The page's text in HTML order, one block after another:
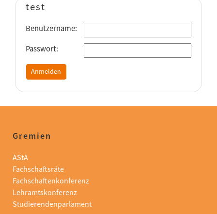
test
Benutzername:
Passwort:
Gremien
AStA
Fachschaftsräte
Fachschaftenkonferenz
Lehramtskonferenz
Studierendenparlament